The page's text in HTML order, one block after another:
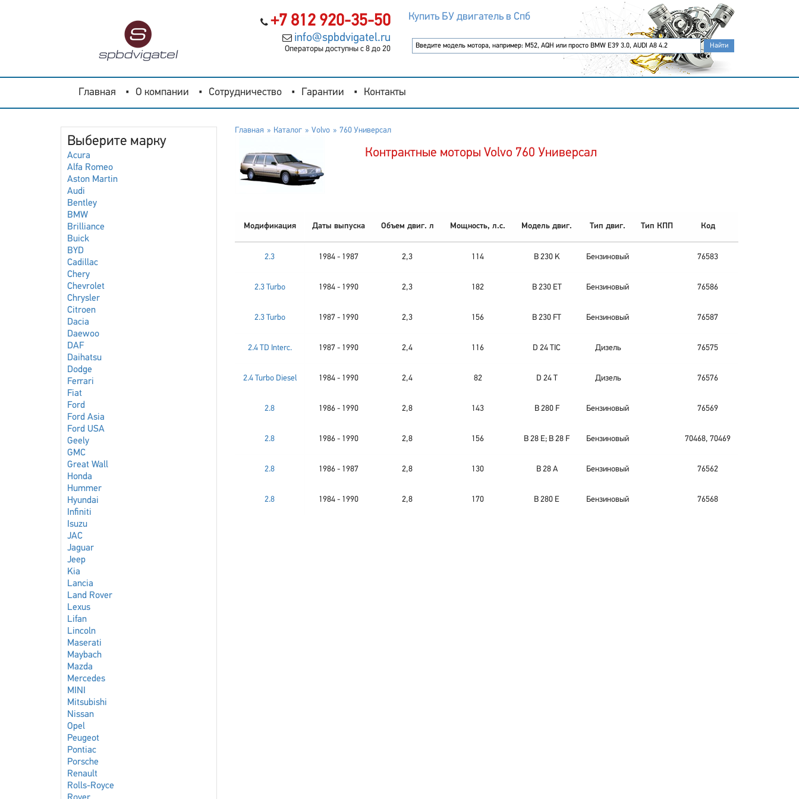
+7 812 920-35-50
info@spbdvigatel.ru
Операторы доступны с 8 до 20
Купить БУ двигатель в Спб
Главная О компании Сотрудничество Гарантии Контакты
Выберите марку
Acura
Alfa Romeo
Aston Martin
Audi
Bentley
BMW
Brilliance
Buick
BYD
Cadillac
Chery
Chevrolet
Chrysler
Citroen
Dacia
Daewoo
DAF
Daihatsu
Dodge
Ferrari
Fiat
Ford
Ford Asia
Ford USA
Geely
GMC
Great Wall
Honda
Hummer
Hyundai
Infiniti
Isuzu
JAC
Jaguar
Jeep
Kia
Lancia
Land Rover
Lexus
Lifan
Lincoln
Maserati
Maybach
Mazda
Mercedes
MINI
Mitsubishi
Nissan
Opel
Peugeot
Pontiac
Porsche
Renault
Rolls-Royce
Главная Каталог Volvo 760 Универсал
Контрактные моторы Volvo 760 Универсал
Модификация Даты выпуска Объем двиг. л Мощность, л.с. Модель двиг. Тип двиг. Тип КПП Код
2.3 1984 - 1987 2,3 114 B 230 K Бензиновый 76583
2.3 Turbo 1984 - 1990 2,3 182 B 230 ET Бензиновый 76586
2.3 Turbo 1987 - 1990 2,3 156 B 230 FT Бензиновый 76587
2.4 TD Interc. 1987 - 1990 2,4 116 D 24 TIC Дизель 76575
2.4 Turbo Diesel 1984 - 1990 2,4 82 D 24 T Дизель 76576
2.8 1986 - 1990 2,8 143 B 280 F Бензиновый 76569
2.8 1986 - 1990 2,8 156 B 28 E; B 28 F Бензиновый 70468, 70469
2.8 1986 - 1987 2,8 130 B 28 A Бензиновый 76562
2.8 1984 - 1990 2,8 170 B 280 E Бензиновый 76568